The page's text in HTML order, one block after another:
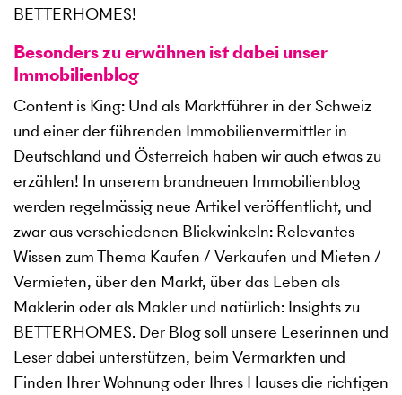
BETTERHOMES!
Besonders zu erwähnen ist dabei unser
Immobilienblog
Content is King: Und als Marktführer in der Schweiz
und einer der führenden Immobilienvermittler in
Deutschland und Österreich haben wir auch etwas zu
erzählen! In unserem brandneuen Immobilienblog
werden regelmässig neue Artikel veröffentlicht, und
zwar aus verschiedenen Blickwinkeln: Relevantes
Wissen zum Thema Kaufen / Verkaufen und Mieten /
Vermieten, über den Markt, über das Leben als
Maklerin oder als Makler und natürlich: Insights zu
BETTERHOMES. Der Blog soll unsere Leserinnen und
Leser dabei unterstützen, beim Vermarkten und
Finden Ihrer Wohnung oder Ihres Hauses die richtigen